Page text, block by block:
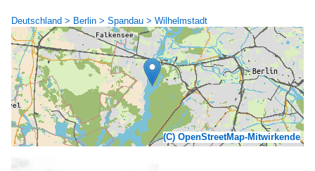
Deutschland > Berlin > Spandau > Wilhelmstadt
(C) OpenStreetMap-Mitwirkende